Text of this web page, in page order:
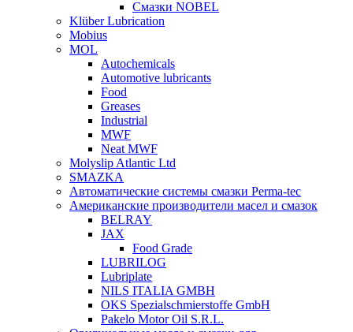
Смазки NOBEL
Klüber Lubrication
Mobius
MOL
Autochemicals
Automotive lubricants
Food
Greases
Industrial
MWF
Neat MWF
Molyslip Atlantic Ltd
SMAZKA
Автоматические системы смазки Perma-tec
Американские производители масел и смазок
BELRAY
JAX
Food Grade
LUBRILOG
Lubriplate
NILS ITALIA GMBH
OKS Spezialschmierstoffe GmbH
Pakelo Motor Oil S.R.L.